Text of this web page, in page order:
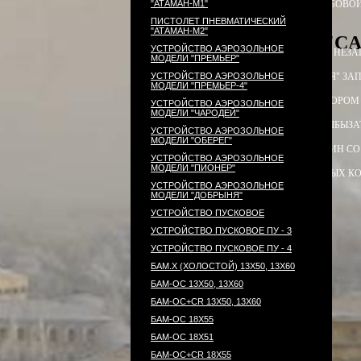
ПАТРОН СИГНАЛЬНЫЙ
PCP-пистолет
ЭЛЕКТРОПРИКЛАД ПРИКЛАД
ПРИКЛАД - КОЛБА ("ГОРЯЧАЯ"
ПРИКЛАД - КОЛБА С РЕДУКТОРОМ
РЕДУКТОР ПОПЕРЕЧНЫЙ КОЛБЫ
МАГАЗИН
КОМПЛЕКТ УПЛОТНИТЕЛЬНЫХ
"АТАМАН-М1"
ПИСТОЛЕТ ПНЕВМАТИЧЕСКИЙ
"АТАМАН-М2"
УСТРОЙСТВО АЭРОЗОЛЬНОЕ
МОДЕЛИ "ПРЕМЬЕР"
УСТРОЙСТВО АЭРОЗОЛЬНОЕ
МОДЕЛИ "ПРЕМЬЕР-4"
УСТРОЙСТВО АЭРОЗОЛЬНОЕ
МОДЕЛИ "ЧАРОДЕЙ"
УСТРОЙСТВО АЭРОЗОЛЬНОЕ
МОДЕЛИ "ОБЕРЕГ"
УСТРОЙСТВО АЭРОЗОЛЬНОЕ
МОДЕЛИ "ПИОНЕР"
УСТРОЙСТВО АЭРОЗОЛЬНОЕ
МОДЕЛИ "ДОБРЫНЯ"
УСТРОЙСТВО ПУСКОВОЕ
УСТРОЙСТВО ПУСКОВОЕ ПУ - 3
УСТРОЙСТВО ПУСКОВОЕ ПУ - 4
БАМ.Х (ХОЛОСТОЙ) 13Х50, 13Х60
БАМ-ОС 13Х50, 13Х60
БАМ-ОС+CR 13Х50, 13Х60
БАМ-ОС 18Х55
БАМ-ОС 18Х51
БАМ-OC+CR 18X55